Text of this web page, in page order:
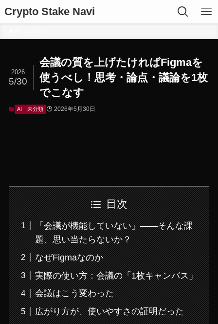
Crypto Stake Navi
会議の質を上げたければFigmaを
使うべし！思考・論点・議論を1枚
でこなす
2026
5/30
AI 未分類 2026年5月30日
目次
「会議が機能していない」——そんな課
題、思い当たらないか？
なぜFigmaなのか
実際の使い方：会議の「1枚キャンバス」
会議はこう変わった
広がり方が、使いやすさの証明だった